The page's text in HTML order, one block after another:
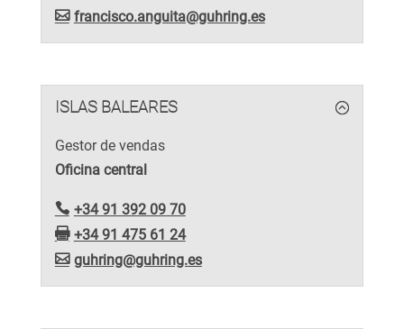
francisco.anguita@guhring.es
ISLAS BALEARES
Gestor de vendas
Oficina central
+34 91 392 09 70
+34 91 475 61 24
guhring@guhring.es